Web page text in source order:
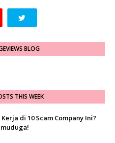
BLOG
THIS WEEK
di 10 Scam Company Ini?